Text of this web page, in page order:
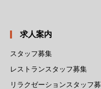
求人案内
スタッフ募集
レストランスタッフ募集
リラクゼーションスタッフ募